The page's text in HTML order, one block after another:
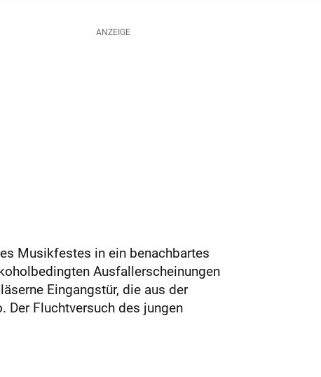
Musikfestes in ein benachbartes
Ausfallerscheinungen
Eingangstür, die aus der
Der Fluchtversuch des jungen